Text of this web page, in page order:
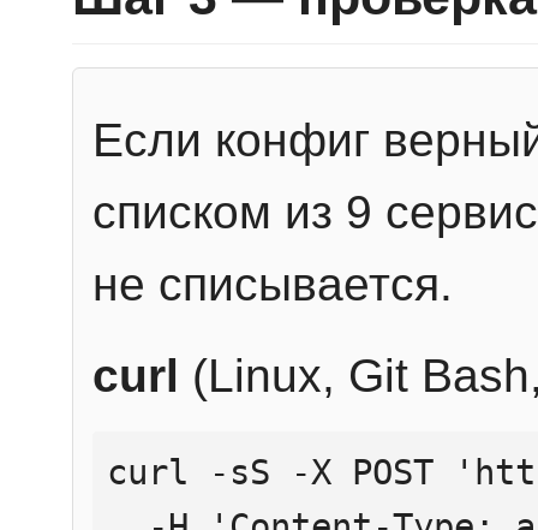
Если конфиг
списком из 9
не списывается.
curl (Linux, Git
curl -sS -X POST